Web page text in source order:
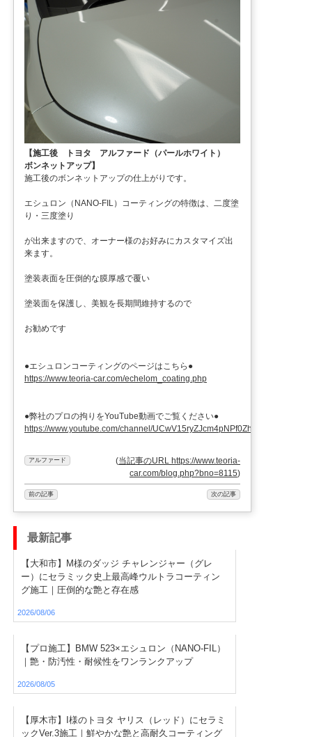
【施工後 トヨタ アルファード（パールホワイト）
ボンネットアップ】
施工後のボンネットアップの仕上がりです。
エシュロン（NANO-FIL）コーティングの特徴は、二度塗
り・三度塗り
が出来ますので、オーナー様のお好みにカスタマイズ出
来ます。
塗装表面を圧倒的な膜厚感で覆い
塗装面を保護し、美観を長期間維持するので
お勧めです
●エシュロンコーティングのページはこちら●
https://www.teoria-car.com/echelom_coating.php
●弊社のプロの拘りをYouTube動画でご覧ください●
https://www.youtube.com/channel/UCwV15ryZJcm4pNPf0ZhXu9g
アルファード (当記事のURL https://www.teoria-
car.com/blog.php?bno=8115)
前の記事 次の記事
最新記事
【大和市】M様のダッジ チャレンジャー（グレ
ー）にセラミック史上最高峰ウルトラコーティン
グ施工｜圧倒的な艶と存在感
2026/08/06
【プロ施工】BMW 523×エシュロン（NANO-FIL）
｜艶・防汚性・耐候性をワンランクアップ
2026/08/05
【厚木市】I様のトヨタ ヤリス（レッド）にセラミ
ックVer.3施工｜鮮やかな艶と高耐久コーティング